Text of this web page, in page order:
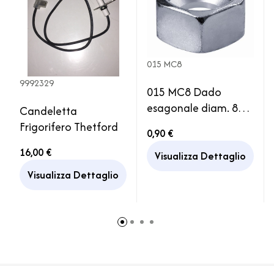
9992329
Candeletta
Frigorifero Thetford
16,00 €
Visualizza Dettaglio
015 MC8
015 MC8 Dado
esagonale diam. 8
Raccordo Gas
Bombola
0,90 €
Visualizza Dettaglio